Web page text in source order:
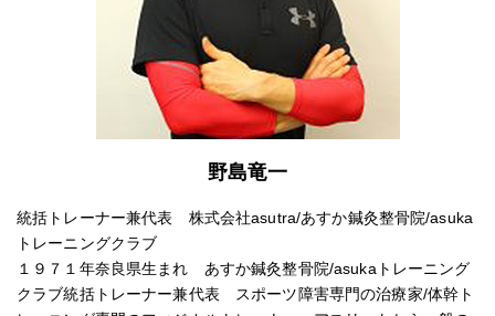
野島竜一
統括トレーナー兼代表 株式会社asutra/あすか鍼灸整骨院/asuka
トレーニングクラブ
１９７１年奈良県生まれ あすか鍼灸整骨院/asukaトレーニング
クラブ統括トレーナー兼代表 スポーツ障害専門の治療家/体幹ト